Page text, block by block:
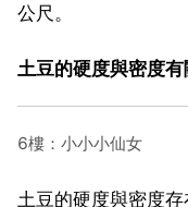
公尺。
土豆的硬度與密度
6樓：小小小仙女
土豆的硬度與密度存